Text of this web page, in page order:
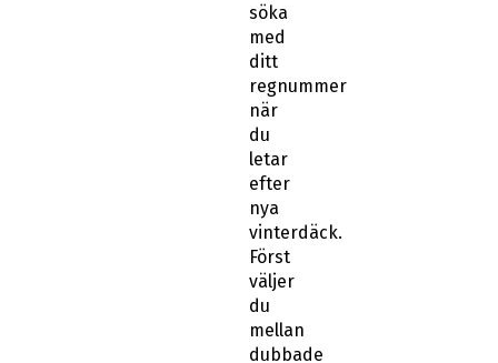
söka
med
ditt
regnummer
när
du
letar
efter
nya
vinterdäck.
Först
väljer
du
mellan
dubbade